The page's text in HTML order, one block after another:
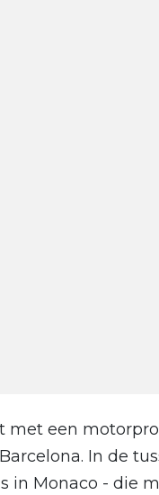
met een
In de
in Monaco - die